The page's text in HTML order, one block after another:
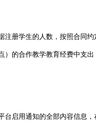
注册学生的人数，按照合同
的合作教学教育经费中支
台启用通知的全部内容信息